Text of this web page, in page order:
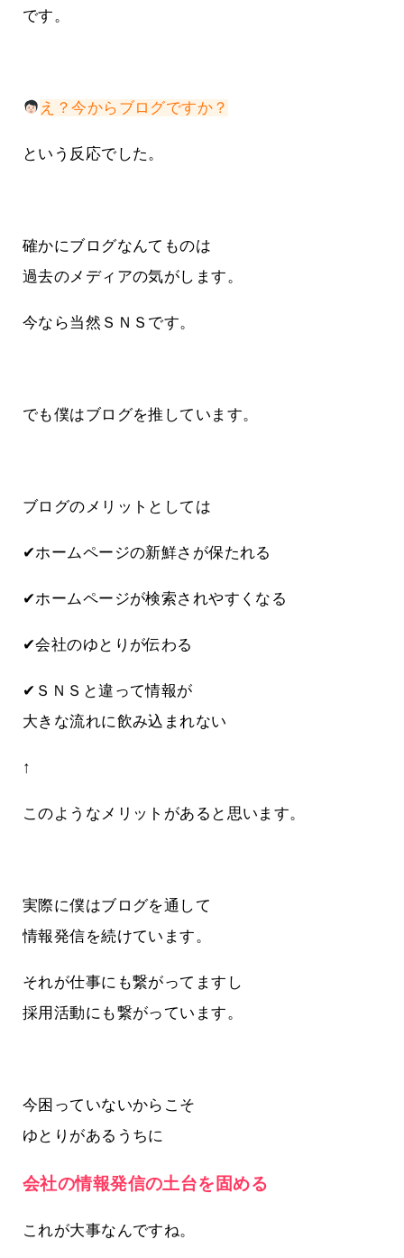
です。
え？今からブログですか？
という反応でした。
確かにブログなんてものは
過去のメディアの気がします。
今なら当然ＳＮＳです。
でも僕はブログを推しています。
ブログのメリットとしては
✔ホームページの新鮮さが保たれる
✔ホームページが検索されやすくなる
✔会社のゆとりが伝わる
✔ＳＮＳと違って情報が
大きな流れに飲み込まれない
↑
このようなメリットがあると思います。
実際に僕はブログを通して
情報発信を続けています。
それが仕事にも繋がってますし
採用活動にも繋がっています。
今困っていないからこそ
ゆとりがあるうちに
会社の情報発信の土台を固める
これが大事なんですね。